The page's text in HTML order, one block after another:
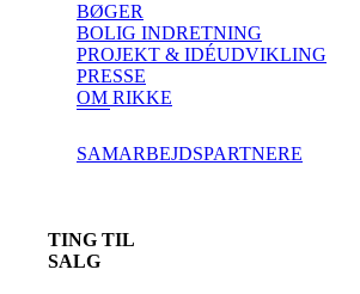
BØGER
BOLIG INDRETNING
PROJEKT & IDÉUDVIKLING
PRESSE
OM RIKKE
SAMARBEJDSPARTNERE
TING TIL
SALG